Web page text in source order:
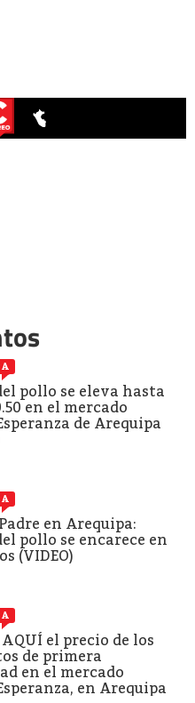
pollo se eleva hasta
en el mercado
de Arequipa
en Arequipa:
pollo se encarece en
(VIDEO)
el precio de los
de primera
en el mercado
en Arequipa